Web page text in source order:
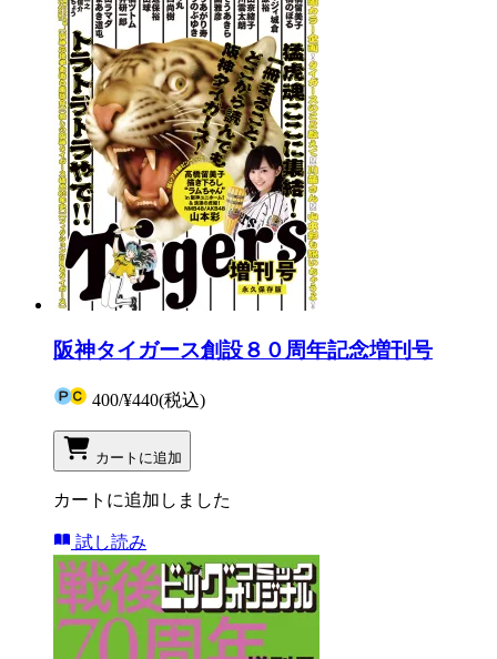
阪神タイガース創設８０周年記念増刊号
400/¥440(税込)
カートに追加
カートに追加しました
試し読み